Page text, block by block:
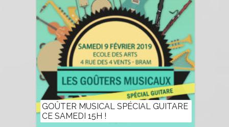
GOÛTER MUSICAL SPÉCIAL GUITARE
CE SAMEDI 15H !